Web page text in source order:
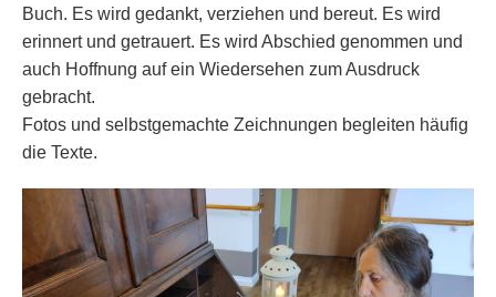
Buch. Es wird gedankt, verziehen und bereut. Es wird
erinnert und getrauert. Es wird Abschied genommen und
auch Hoffnung auf ein Wiedersehen zum Ausdruck
gebracht.
Fotos und selbstgemachte Zeichnungen begleiten häufig
die Texte.